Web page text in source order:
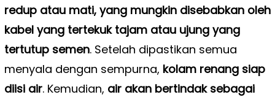
redup atau mati, yang mungkin disebabkan oleh
kabel yang tertekuk tajam atau ujung yang
tertutup semen. Setelah dipastikan semua
menyala dengan sempurna, kolam renang siap
diisi air. Kemudian, air akan bertindak sebagai